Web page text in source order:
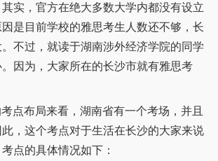
实，官方在绝大多数大学内都没有设立
是目前学校的雅思考生人数还不够，长
不过，就读于湖南涉外经济学院的同学
因为，大家所在的长沙市就有雅思考
点布局来看，湖南省有一个考场，并且
，这个考点对于生活在长沙的大家来说
点的具体情况如下：